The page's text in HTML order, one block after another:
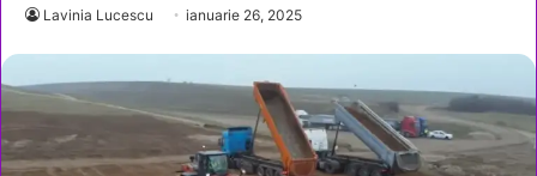
Lavinia Lucescu ianuarie 26, 2025